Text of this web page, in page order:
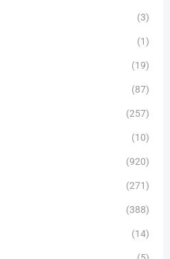
(3)
(1)
(19)
(87)
(257)
(10)
(920)
(271)
(388)
(14)